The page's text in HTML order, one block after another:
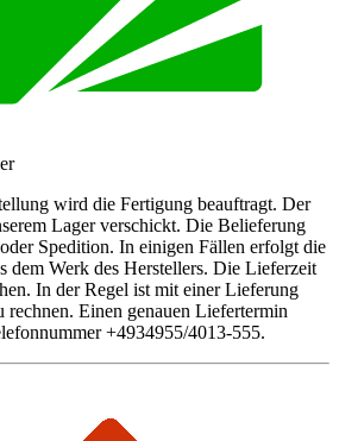
wird die Fertigung beauftragt. Der
Lager verschickt. Die Belieferung
Spedition. In einigen Fällen erfolgt die
dem Werk des Herstellers. Die Lieferzeit
In der Regel ist mit einer Lieferung
rechnen. Einen genauen Liefertermin
+4934955/4013-555.